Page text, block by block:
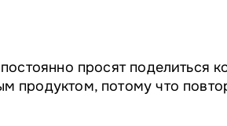
просят поделиться
продуктом, потому что